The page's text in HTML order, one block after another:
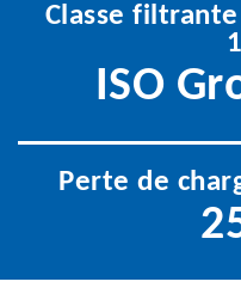
Classe
ISO
Perte de